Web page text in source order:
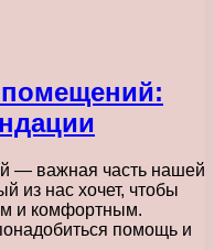
— важная часть нашей
из нас хочет, чтобы
и комфортным.
помощь и